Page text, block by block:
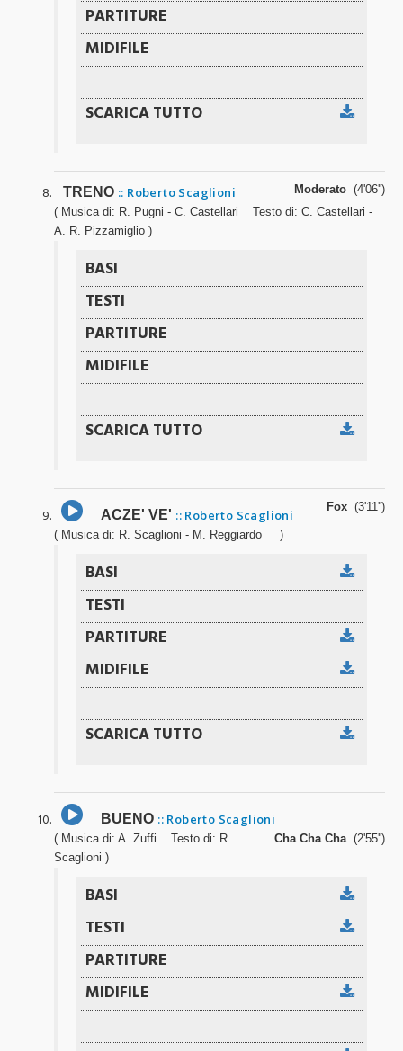
TRENO :: Roberto Scaglioni Moderato (4'06'')
( Musica di: R. Pugni - C. Castellari Testo di: C. Castellari -
A. R. Pizzamiglio )
ACZE' VE' :: Roberto Scaglioni
Fox (3'11'')
( Musica di: R. Scaglioni - M. Reggiardo )
BUENO :: Roberto Scaglioni
Cha Cha Cha(2'55'')
( Musica di: A. Zuffi Testo di: R.
Scaglioni )